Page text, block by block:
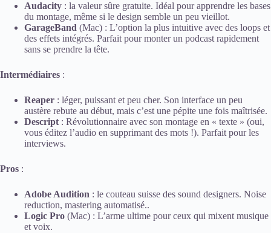
Audacity : la valeur sûre gratuite. Idéal pour apprendre les bases
du montage, même si le design semble un peu vieillot.
GarageBand (Mac) : L’option la plus intuitive avec des loops et
des effets intégrés. Parfait pour monter un podcast rapidement
sans se prendre la tête.
Intermédiaires :
Reaper : léger, puissant et peu cher. Son interface un peu
austère rebute au début, mais c’est une pépite une fois maîtrisée.
Descript: Révolutionnaire avec son montage en « texte » (oui,
vous éditez l’audio en supprimant des mots !). Parfait pour les
interviews.
Pros :
Adobe Audition : le couteau suisse des sound designers. Noise
reduction, mastering automatisé..
Logic Pro (Mac) : L’arme ultime pour ceux qui mixent musique
et voix.